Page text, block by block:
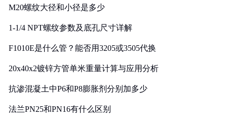
M20螺纹大径和小径是多少
1-1/4 NPT螺纹参数及底孔尺寸详解
F1010E是什么管？能否用3205或3505代换
20x40x2镀锌方管单米重量计算与应用分析
抗渗混凝土中P6和P8膨胀剂分别加多少
法兰PN25和PN16有什么区别